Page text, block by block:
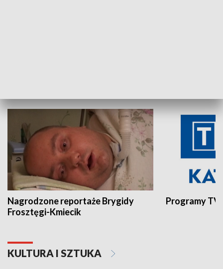
Nagrodzone reportaże Brygidy
Frosztęgi-Kmiecik
Programy
KULTURA I SZTUKA